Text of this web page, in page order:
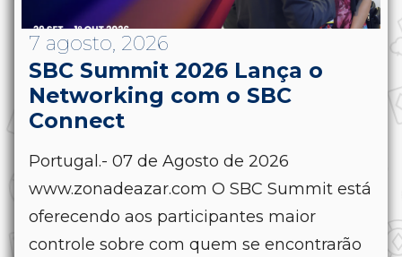
7 agosto, 2026
SBC Summit 2026 Lança o
Networking com o SBC
Connect
Portugal.- 07 de Agosto de 2026
www.zonadeazar.com O SBC Summit está
oferecendo aos participantes maior
controle sobre com quem se encontrarão